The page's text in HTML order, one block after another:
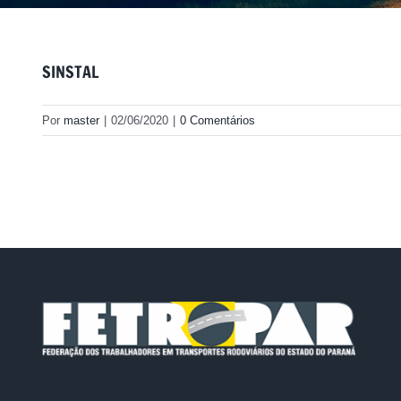
SINSTAL
Por master 02/06/2020 0 Comentários